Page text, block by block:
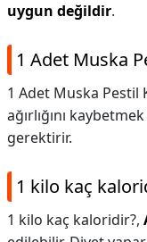
uygun değildir.
1 Adet Muska
1 Adet Muska Pestil
ağırlığını
gerektirir.
1 kilo kaç
1 kilo kaç kaloridir?,